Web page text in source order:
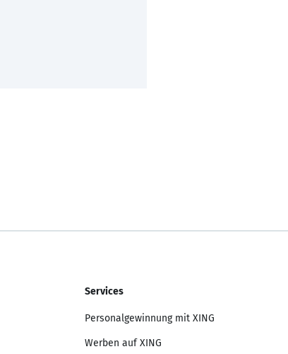
Services
Personalgewinnung mit XING
Werben auf XING